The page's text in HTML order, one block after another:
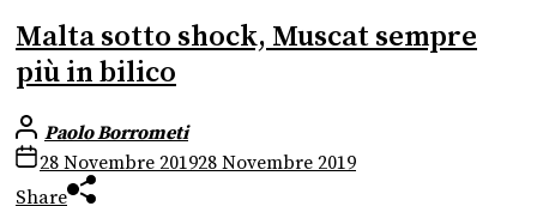
Malta sotto shock, Muscat sempre
più in bilico
Paolo Borrometi
28 Novembre 201928 Novembre 2019
Share